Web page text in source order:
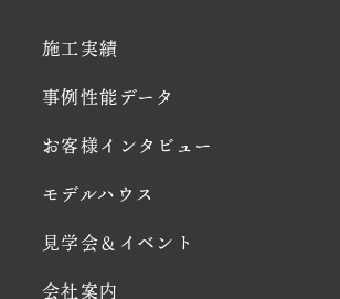
施工実績
事例性能データ
お客様インタビュー
モデルハウス
見学会＆イベント
会社案内